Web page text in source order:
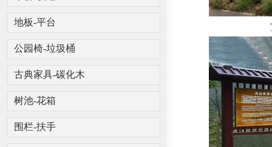
地板-平台
公园椅-垃圾桶
古典家具-碳化木
树池-花箱
围栏-扶手